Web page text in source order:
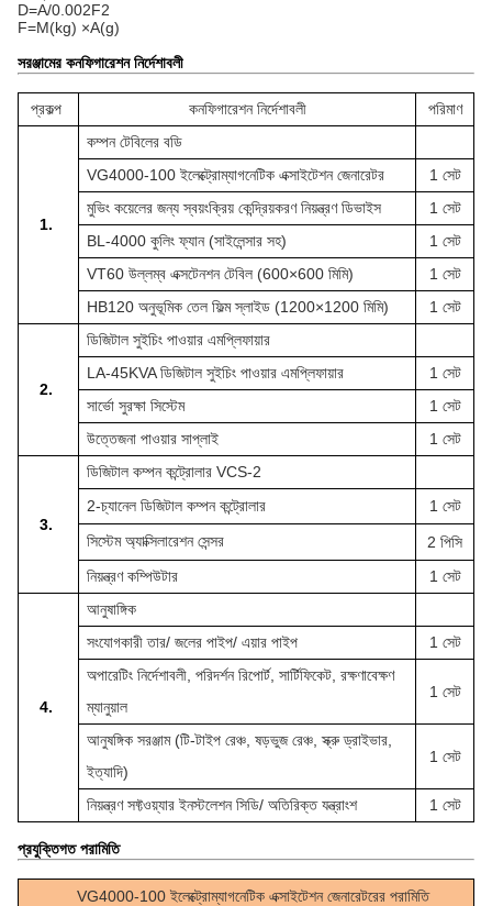
D=A/0.002F2
F=M(kg) ×A(g)
সরঞ্জামের কনফিগারেশন নির্দেশাবলী
প্রকল্প কনফিগারেশন নির্দেশাবলী পরিমাণ
1.
কম্পন টেবিলের বডি
VG4000-100 ইলেক্ট্রোম্যাগনেটিক এক্সাইটেশন জেনারেটর
1 সেট
মুভিং কয়েলের জন্য স্বয়ংক্রিয় কেন্দ্রিয়করণ নিয়ন্ত্রণ ডিভাইস
1 সেট
BL-4000 কুলিং ফ্যান (সাইলেন্সার সহ)
1 সেট
VT60 উল্লম্ব এক্সটেনশন টেবিল (600×600 মিমি)
1 সেট
HB120 অনুভূমিক তেল ফিল্ম স্লাইড (1200×1200 মিমি)
1 সেট
2.
ডিজিটাল সুইচিং পাওয়ার এমপ্লিফায়ার
LA-45KVA ডিজিটাল সুইচিং পাওয়ার এমপ্লিফায়ার
1 সেট
সার্ভো সুরক্ষা সিস্টেম
1 সেট
উত্তেজনা পাওয়ার সাপ্লাই
1 সেট
3.
ডিজিটাল কম্পন কন্ট্রোলার VCS-2
2-চ্যানেল ডিজিটাল কম্পন কন্ট্রোলার
1 সেট
সিস্টেম অ্যাক্সিলারেশন সেন্সর
2 পিসি
নিয়ন্ত্রণ কম্পিউটার
1 সেট
4.
আনুষাঙ্গিক
সংযোগকারী তার/ জলের পাইপ/ এয়ার পাইপ
1 সেট
অপারেটিং নির্দেশাবলী, পরিদর্শন রিপোর্ট, সার্টিফিকেট, রক্ষণাবেক্ষণ
ম্যানুয়াল
1 সেট
আনুষঙ্গিক সরঞ্জাম (টি-টাইপ রেঞ্চ, ষড়ভুজ রেঞ্চ, স্ক্রু ড্রাইভার,
ইত্যাদি)
1 সেট
নিয়ন্ত্রণ সফ্টওয়্যার ইনস্টলেশন সিডি/ অতিরিক্ত যন্ত্রাংশ 1 সেট
প্রযুক্তিগত পরামিতি
VG4000-100 ইলেক্ট্রোম্যাগনেটিক এক্সাইটেশন জেনারেটরের পরামিতি